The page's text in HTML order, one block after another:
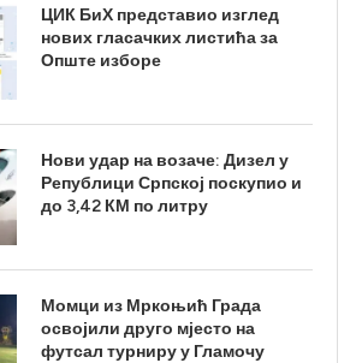
ЦИК БиХ представио изглед
нових гласачких листића за
Опште изборе
Нови удар на возаче: Дизел у
Републици Српској поскупио и
до 3,42 КМ по литру
Момци из Мркоњић Града
освојили друго мјесто на
футсал турниру у Гламочу